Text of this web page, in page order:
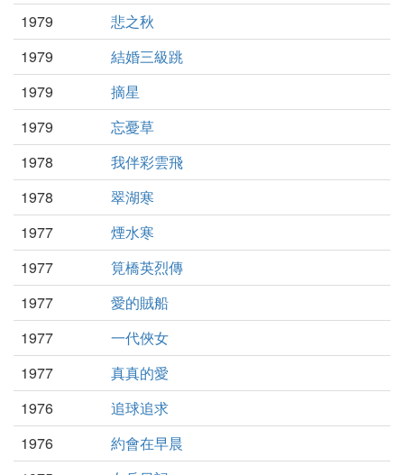
1979
悲之秋
1979
結婚三級跳
1979
摘星
1979
忘憂草
1978
我伴彩雲飛
1978
翠湖寒
1977
煙水寒
1977
筧橋英烈傳
1977
愛的賊船
1977
一代俠女
1977
真真的愛
1976
追球追求
1976
約會在早晨